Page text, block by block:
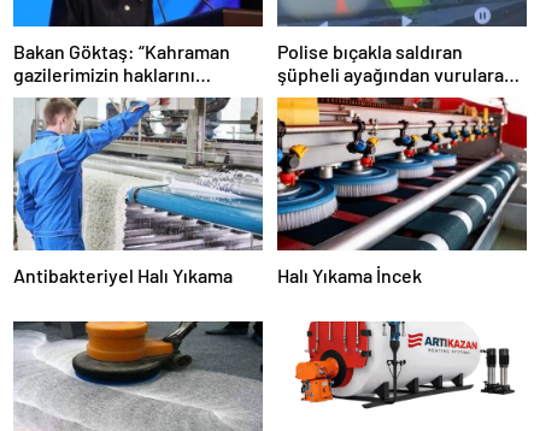
Bakan Göktaş: “Kahraman
gazilerimizin haklarını
güçlendiren yeni bir dönemin
kapılarını aralıyoruz”
Polise bıçakla saldıran
şüpheli ayağından vurularak
yakalandı
Antibakteriyel Halı Yıkama Halı Yıkama İncek